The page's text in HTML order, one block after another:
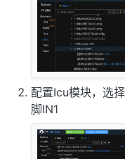
配置Icu模块，选
脚IN1